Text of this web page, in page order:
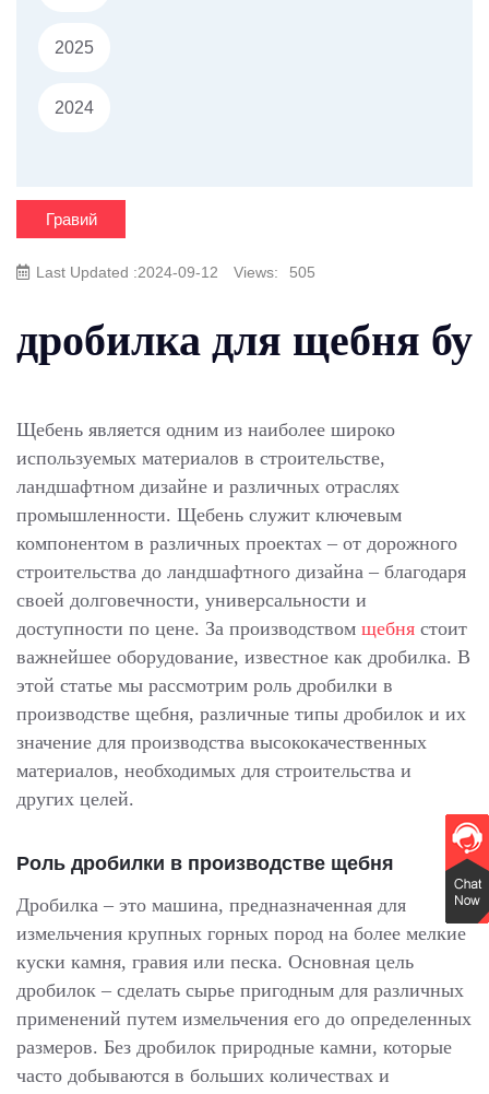
2025
2024
Гравий
Last Updated :2024-09-12 Views: 505
дробилка для щебня бу
Щебень является одним из наиболее широко
используемых материалов в строительстве,
ландшафтном дизайне и различных отраслях
промышленности. Щебень служит ключевым
компонентом в различных проектах – от дорожного
строительства до ландшафтного дизайна – благодаря
своей долговечности, универсальности и
доступности по цене. За производством щебня стоит
важнейшее оборудование, известное как дробилка. В
этой статье мы рассмотрим роль дробилки в
производстве щебня, различные типы дробилок и их
значение для производства высококачественных
материалов, необходимых для строительства и
других целей.
Роль дробилки в производстве щебня
Дробилка – это машина, предназначенная для
измельчения крупных горных пород на более мелкие
куски камня, гравия или песка. Основная цель
дробилок – сделать сырье пригодным для различных
применений путем измельчения его до определенных
размеров. Без дробилок природные камни, которые
часто добываются в больших количествах и